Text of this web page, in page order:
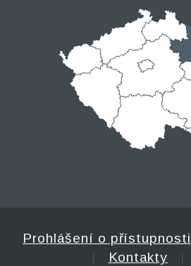
Prohlášení o přístupnosti
Kontakty